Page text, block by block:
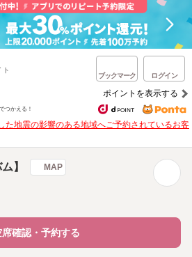
ト
ブックマーク ログイン
ポイントを表示する
つかえる！
た地震の影響のある地域へご予約されているお客
】 MAP
席確認・予約する